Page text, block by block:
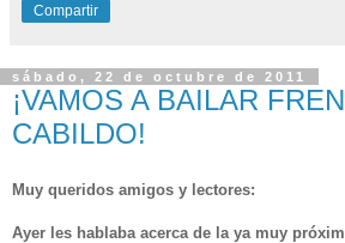
Compartir
sábado, 22 de octubre de 2011
¡VAMOS A BAILAR
CABILDO!
Muy queridos amigos y lectores:
Ayer les hablaba acerca de la ya muy